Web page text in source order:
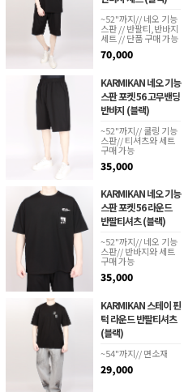
~52"까지// 네오 기능
스판 // 반팔티,반바지
세트 // 단품 구매 가능
70,000
KARMIKAN 네오 기능
스판 포켓 56 고무밴딩
반바지 (블랙)
~52"까지// 쿨링 기능
스판// 티셔츠와 세트
구매 가능
35,000
KARMIKAN 네오 기능
스판 포켓 56 라운드
반팔티셔츠 (블랙)
~52"까지// 네오 기능
스판// 반바지와 세트
구매 가능
35,000
KARMIKAN 스테이 핀
턱 라운드 반팔티셔츠
(블랙)
~54"까지// 면소재
29,000